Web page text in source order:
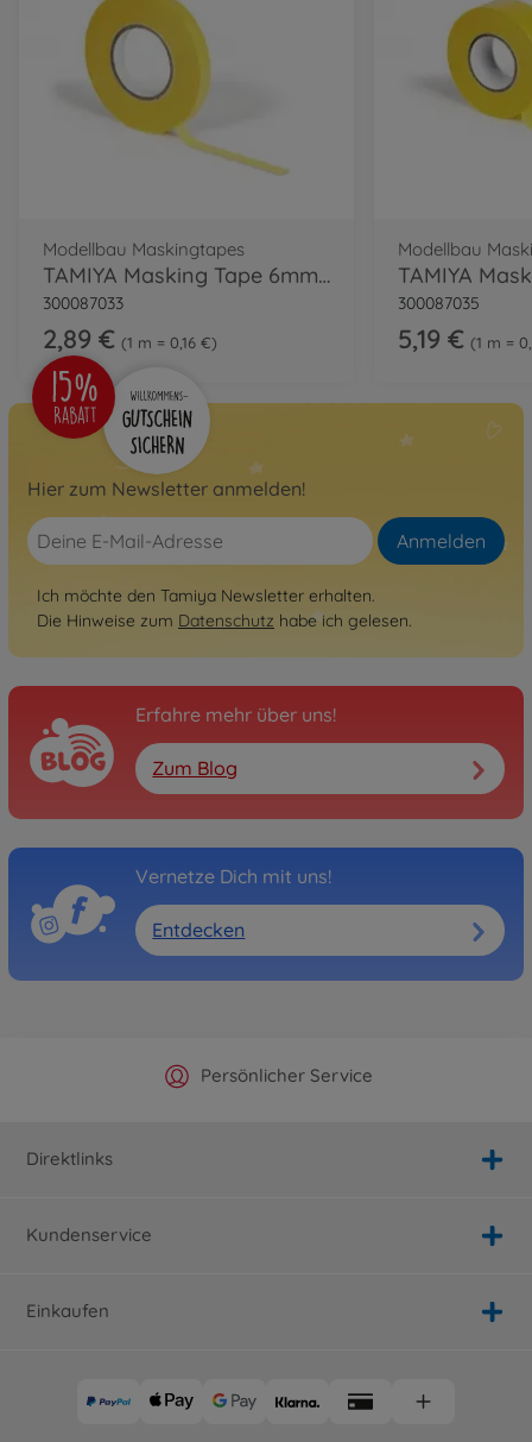
Modellbau Maskingtapes
TAMIYA Masking Tape 6mm/18m m.Abroller
300087033
2,89 € 1 m = 0,16 €
Modellbau
300087035
5,19 € 1 m =
Hier zum Newsletter anmelden!
Anmelden
Ich möchte den Tamiya Newsletter erhalten.
Die Hinweise zum Datenschutz habe ich gelesen.
Erfahre mehr über uns!
Zum Blog
Vernetze Dich mit uns!
Entdecken
Offizieller Hersteller Shop
Persönlicher Service
Versandkostenfrei ab 25€
Schnelle Lieferung
Direktlinks
Kundenservice
Einkaufen